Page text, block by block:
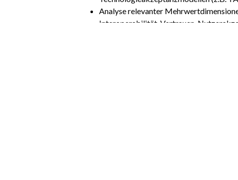
Analyse relevanter
Interoperabilität, Vertrauen,